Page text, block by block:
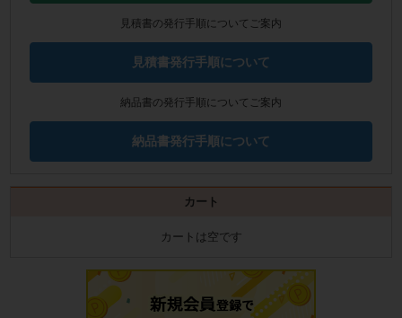
見積書の発行手順についてご案内
見積書発行手順について
納品書の発行手順についてご案内
納品書発行手順について
カート
カートは空です